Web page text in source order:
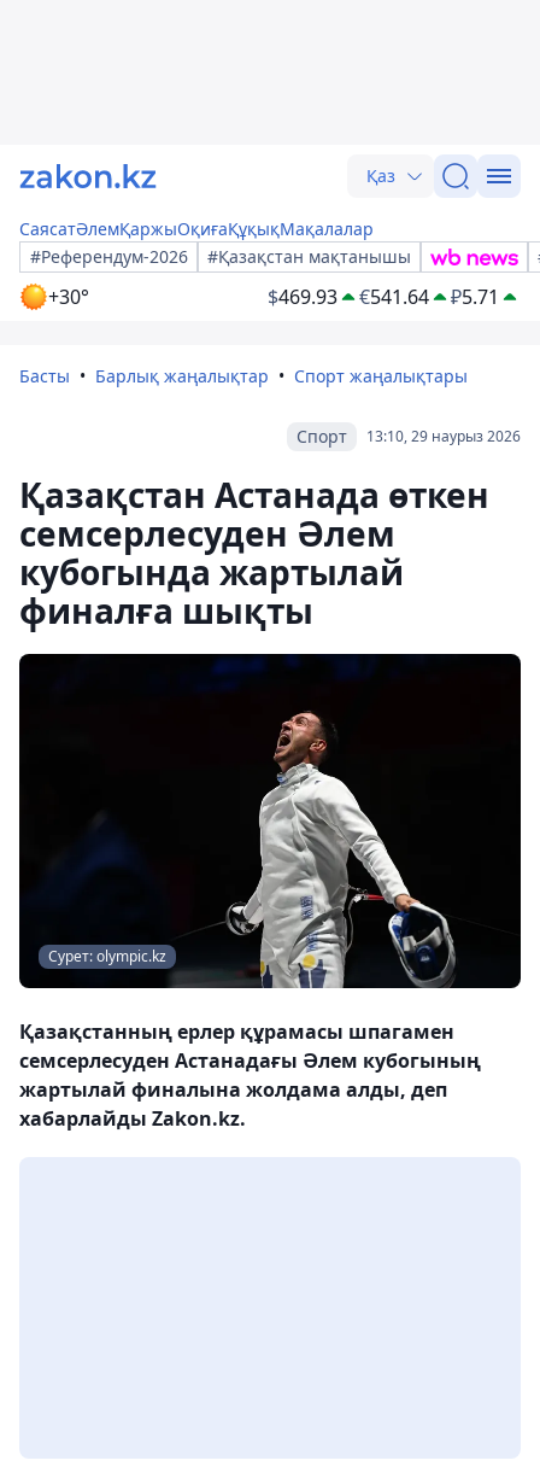
Қаз
СаясатӘлемҚаржыОқиғаҚұқықМақалалар
#Референдум-2026
#Қазақстан мақтанышы
+30° $469.93 €541.64 ₽5.71
Басты Барлық жаңалықтар Спорт жаңалықтары
13:10, 29 наурыз 2026
Спорт
Қазақстан Астанада өткен
семсерлесуден Әлем
кубогында жартылай
финалға шықты
Сурет: olympic.kz
Қазақстанның ерлер құрамасы шпагамен
семсерлесуден Астанадағы Әлем кубогының
жартылай финалына жолдама алды, деп
хабарлайды Zakon.kz.